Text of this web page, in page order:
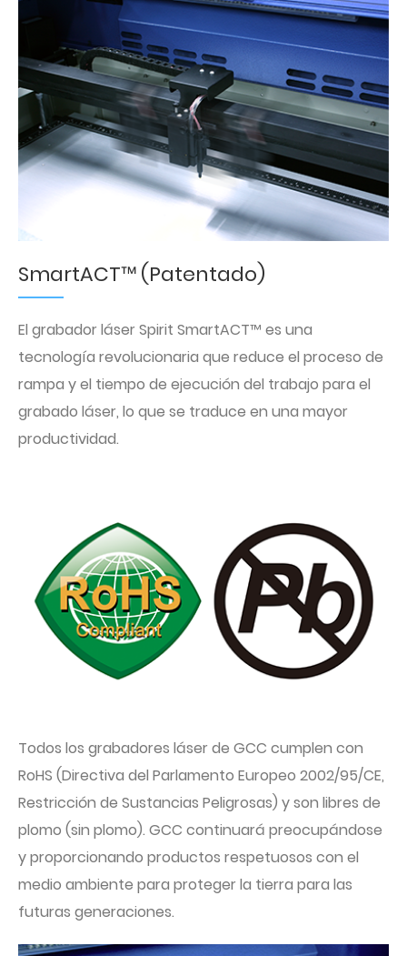
SmartACT™ (Patentado)
El grabador láser Spirit SmartACT™ es una
tecnología revolucionaria que reduce el proceso de
rampa y el tiempo de ejecución del trabajo para el
grabado láser, lo que se traduce en una mayor
productividad.
Todos los grabadores láser de GCC cumplen con
RoHS (Directiva del Parlamento Europeo 2002/95/CE,
Restricción de Sustancias Peligrosas) y son libres de
plomo (sin plomo). GCC continuará preocupándose
y proporcionando productos respetuosos con el
medio ambiente para proteger la tierra para las
futuras generaciones.